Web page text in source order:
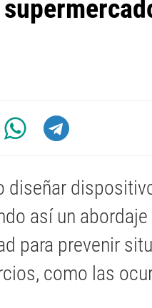
diseñar
así un
para prevenir
como las